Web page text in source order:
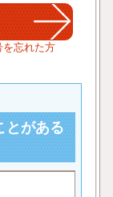
を忘れた方
とがある